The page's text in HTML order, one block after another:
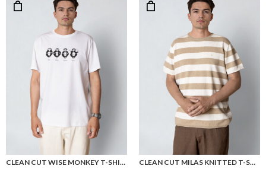
CLEAN CUT WISE MONKEY T-SHIRT CLEAN CUT MILAS KNITTED T-SHIRT